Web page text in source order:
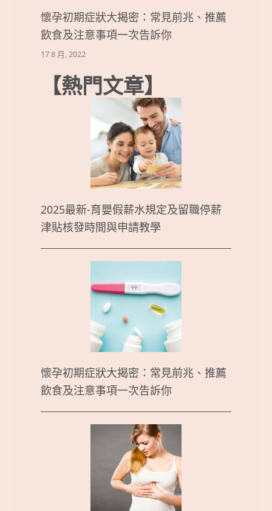
懷孕初期症狀大揭密：常見前兆、推薦
飲食及注意事項一次告訴你
17 8 月, 2022
【熱門文章】
2025最新-育嬰假薪水規定及留職停薪
津貼核發時間與申請教學
懷孕初期症狀大揭密：常見前兆、推薦
飲食及注意事項一次告訴你